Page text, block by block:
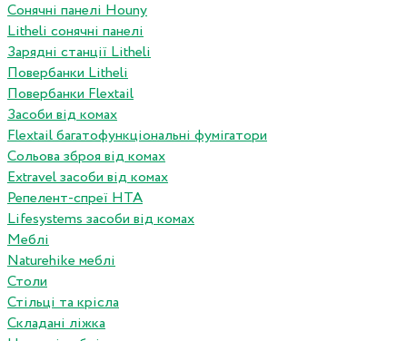
Сонячні панелі Houny
Litheli сонячні панелі
Зарядні станції Litheli
Повербанки Litheli
Повербанки Flextail
Засоби від комах
Flextail багатофункціональні фумігатори
Сольова зброя від комах
Extravel засоби від комах
Репелент-спреї HTA
Lifesystems засоби від комах
Меблі
Naturehike меблі
Столи
Стільці та крісла
Складані ліжка